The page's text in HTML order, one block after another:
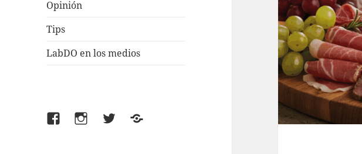
Opinión
Tips
LabDO en los medios
FacebookInstagramTwitterTikTok